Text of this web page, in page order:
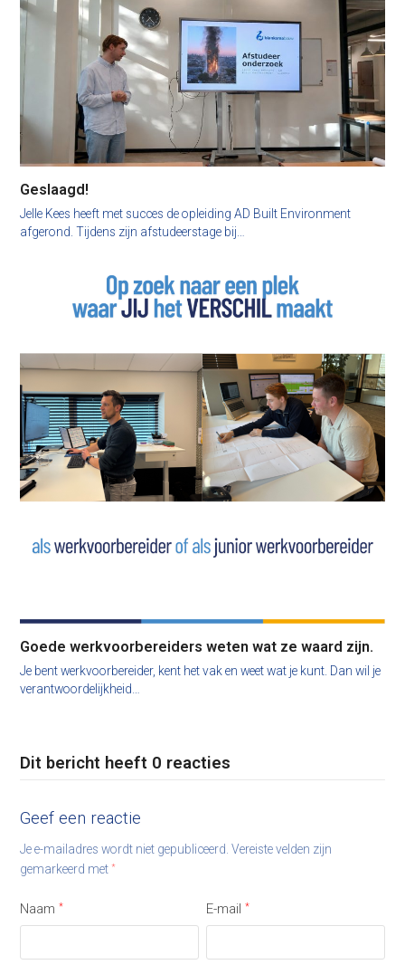
Geslaagd!
Jelle Kees heeft met succes de opleiding AD Built Environment
afgerond. Tijdens zijn afstudeerstage bij…
Goede werkvoorbereiders weten wat ze waard zijn.
Je bent werkvoorbereider, kent het vak en weet wat je kunt. Dan wil je
verantwoordelijkheid…
Dit bericht heeft 0 reacties
Geef een reactie
Je e-mailadres wordt niet gepubliceerd. Vereiste velden zijn
gemarkeerd met*
Naam* E-mail*